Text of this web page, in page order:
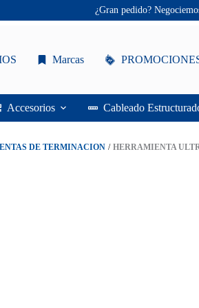
Turbo
Jack
RJ45
Ofertas únicas te esperan
Marcas
Accesorios Cableado
DE TERMINACION / HERRAMIENTA